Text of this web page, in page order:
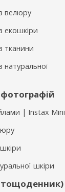
велюру
екошкіри
тканини
натуральної
| Instax Mini
шкіри